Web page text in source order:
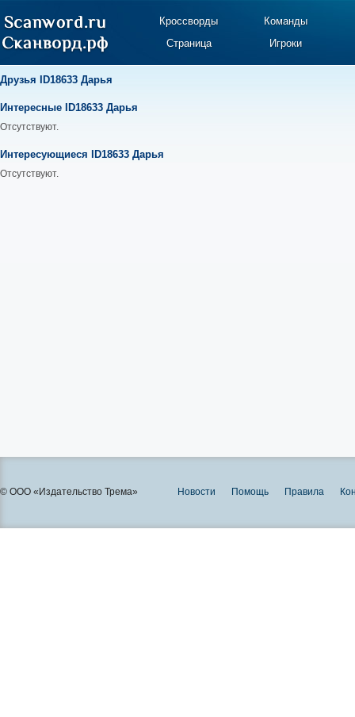
Кроссворды
Команды
Страница
Игроки
Друзья ID18633 Дарья
Интересные ID18633 Дарья
Отсутствуют.
Интересующиеся ID18633 Дарья
Отсутствуют.
© ООО «Издательство Трема» Новости Помощь Правила